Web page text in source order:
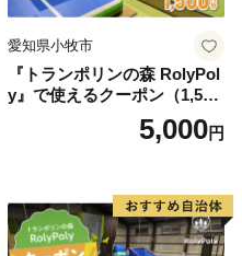
愛知県小牧市
『トランポリンの森 RolyPol
y』で使えるクーポン（1,500
5,000円